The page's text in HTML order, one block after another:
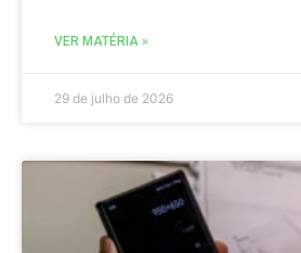
VER MATÉRIA »
29 de julho de 2026